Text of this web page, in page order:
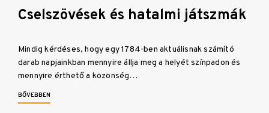
Cselszövések és hatalmi játszmák
Mindig kérdéses, hogy egy 1784-ben aktuálisnak számító
darab napjainkban mennyire állja meg a helyét színpadon és
mennyire érthető a közönség…
BŐVEBBEN